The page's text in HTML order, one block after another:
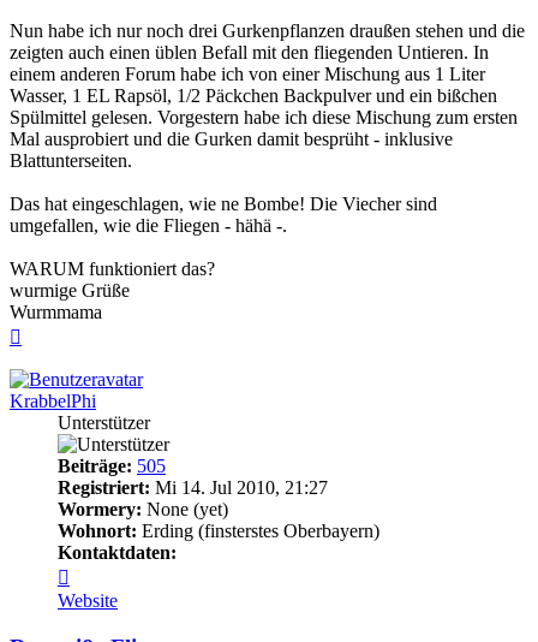
Nun habe ich nur noch drei Gurkenpflanzen draußen stehen und die
zeigten auch einen üblen Befall mit den fliegenden Untieren. In
einem anderen Forum habe ich von einer Mischung aus 1 Liter
Wasser, 1 EL Rapsöl, 1/2 Päckchen Backpulver und ein bißchen
Spülmittel gelesen. Vorgestern habe ich diese Mischung zum ersten
Mal ausprobiert und die Gurken damit besprüht - inklusive
Blattunterseiten.
Das hat eingeschlagen, wie ne Bombe! Die Viecher sind
umgefallen, wie die Fliegen - hähä -.
WARUM funktioniert das?
wurmige Grüße
Wurmmama
KrabbelPhi
Unterstützer
Beiträge: 505
Registriert: Mi 14. Jul 2010, 21:27
Wormery: None (yet)
Wohnort: Erding (finsterstes Oberbayern)
Kontaktdaten:
von
KrabbelPhi
Website